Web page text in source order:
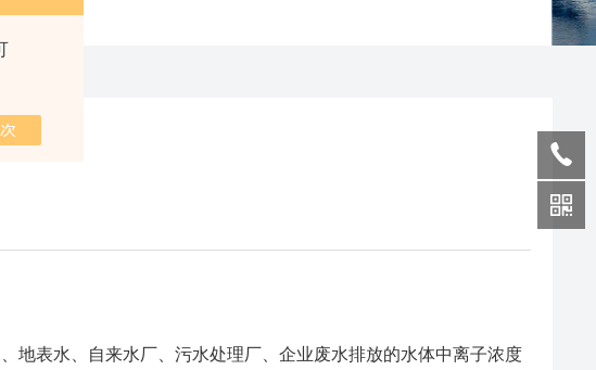
地表水、自来水厂、污水处理厂、企业废水排放的水体中离子浓度